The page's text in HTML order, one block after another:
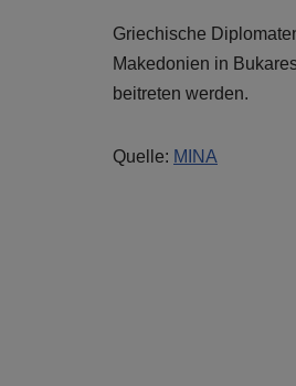
Griechische
Makedonien in
beitreten werden.
Quelle: MINA